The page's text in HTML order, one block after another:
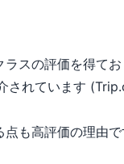
ラスの評価を得て
されています
点も高評価の理由